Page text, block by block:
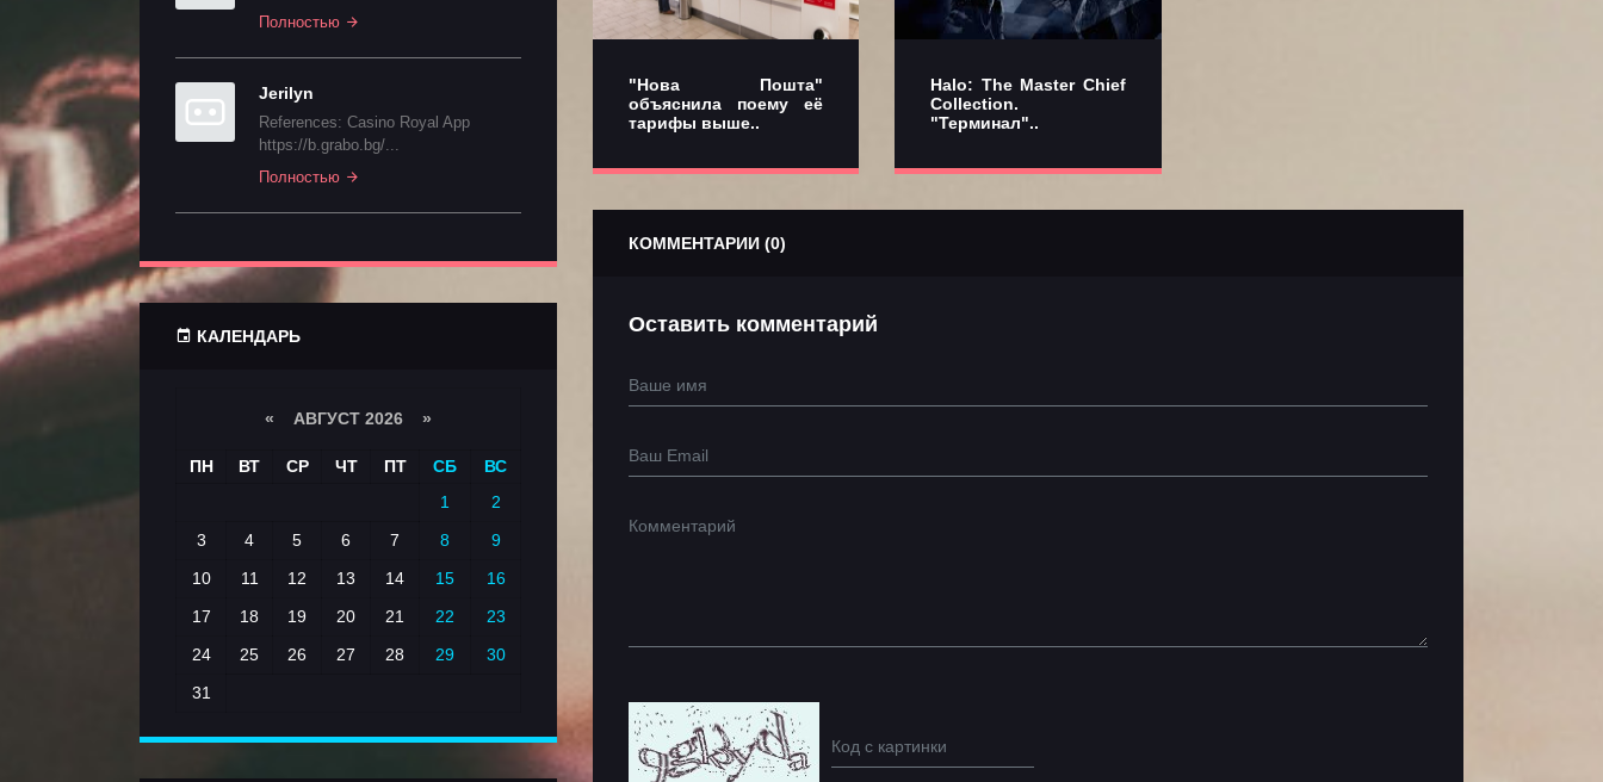
Полностью
Jerilyn
References: Casino Royal App
https://b.grabo.bg/...
Полностью
КАЛЕНДАРЬ
« АВГУСТ 2026 »
ПН ВТ СР ЧТ ПТ СБ
ВС
1
2
3
4 5 6 7 8
9
10
11 12 13 14 15
16
17
18 19 20 21 22
23
24
25 26 27 28 29
30
31
"Нова Пошта"
объяснила поему её
тарифы выше..
Halo: The Master Chief
Collection.
"Терминал"..
КОММЕНТАРИИ (0)
Оставить комментарий